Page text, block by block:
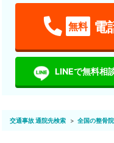
無料 電
LINEで無料相
交通事故 通院先検索 全国の整骨